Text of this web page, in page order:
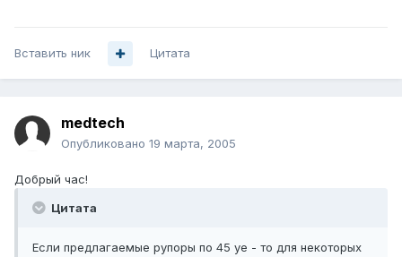
Вставить ник Цитата
medtech
Опубликовано 19 марта, 2005
Добрый час!
Цитата
Если предлагаемые рупоры по 45 уе - то для некоторых